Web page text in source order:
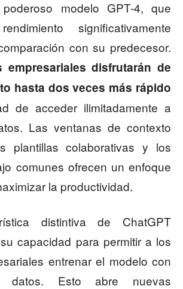
modelo GPT-4, que
significativamente
con su predecesor.
empresariales disfrutarán de
hasta dos veces más rápido
de acceder ilimitadamente a
Las ventanas de contexto
plantillas colaborativas y los
comunes ofrecen un enfoque
la productividad.
distintiva de ChatGPT
capacidad para permitir a los
entrenar el modelo con
datos. Esto abre nuevas